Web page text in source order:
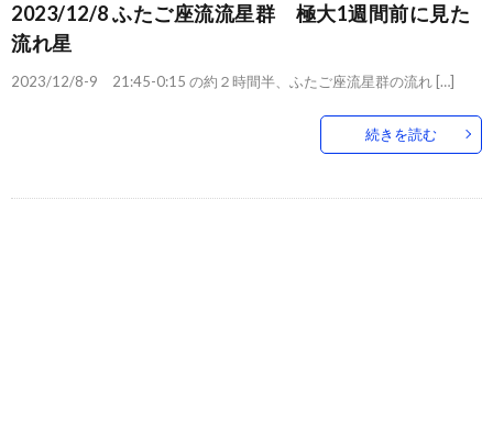
2023/12/8 ふたご座流流星群 極大1週間前に見た
流れ星
2023/12/8-9 21:45-0:15 の約２時間半、ふたご座流星群の流れ […]
続きを読む